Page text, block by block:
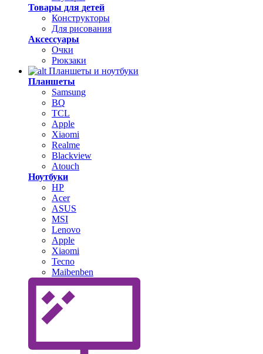
Товары для детей
Конструкторы
Для рисования
Аксессуары
Очки
Рюкзаки
Планшеты и ноутбуки
Планшеты
Samsung
BQ
TCL
Apple
Xiaomi
Realme
Blackview
Atouch
Ноутбуки
HP
Acer
ASUS
MSI
Lenovo
Apple
Xiaomi
Tecno
Maibenben